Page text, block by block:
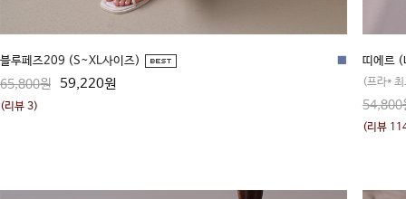
블루페즈209 (S~XL사이즈)
65,800원 59,220원
■
(리뷰 3)
띠에르
(프라*
54,800
(리뷰